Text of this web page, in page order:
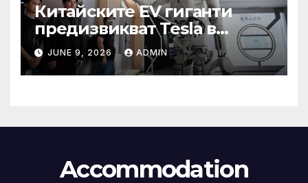
Китайските EV гиганти
предизвикват Tesla в
надпреварата за
комерсиализиране на
хуманоидни роботи
JUNE 9, 2026 ADMIN
Accommodation